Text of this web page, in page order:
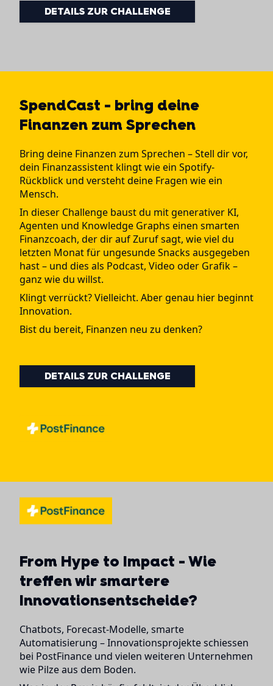
DETAILS ZUR CHALLENGE
SpendCast - bring deine
Finanzen zum Sprechen
Bring deine Finanzen zum Sprechen – Stell dir vor,
dein Finanzassistent klingt wie ein Spotify-
Rückblick und versteht deine Fragen wie ein
Mensch.
In dieser Challenge baust du mit generativer KI,
Agenten und Knowledge Graphs einen smarten
Finanzcoach, der dir auf Zuruf sagt, wie viel du
letzten Monat für ungesunde Snacks ausgegeben
hast – und dies als Podcast, Video oder Grafik –
ganz wie du willst.
Klingt verrückt? Vielleicht. Aber genau hier beginnt
Innovation.
Bist du bereit, Finanzen neu zu denken?
DETAILS ZUR CHALLENGE
From Hype to Impact - Wie
treffen wir smartere
Innovationsentscheide?
Chatbots, Forecast-Modelle, smarte
Automatisierung – Innovationsprojekte schiessen
bei PostFinance und vielen weiteren Unternehmen
wie Pilze aus dem Boden.